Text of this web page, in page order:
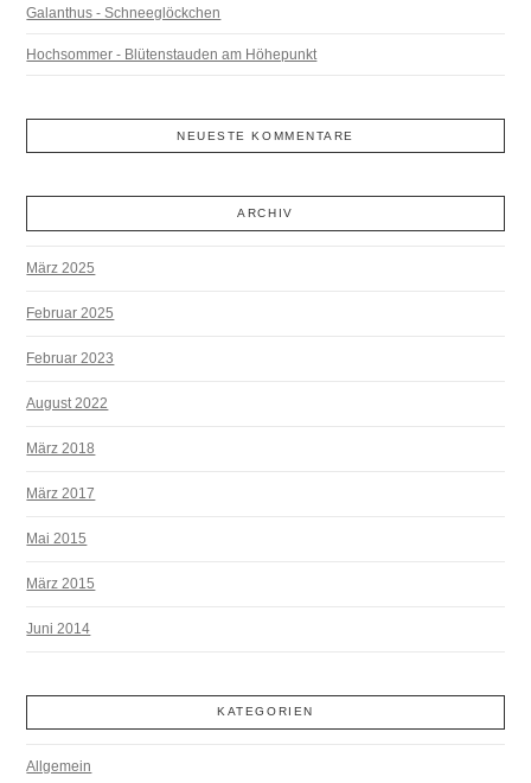
Galanthus - Schneeglöckchen
Hochsommer - Blütenstauden am Höhepunkt
NEUESTE KOMMENTARE
ARCHIV
März 2025
Februar 2025
Februar 2023
August 2022
März 2018
März 2017
Mai 2015
März 2015
Juni 2014
KATEGORIEN
Allgemein